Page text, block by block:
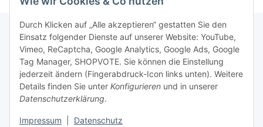
Durch Klicken auf „Alle akzeptieren“ gestatten Sie den
Einsatz folgender Dienste auf unserer Website: YouTube,
Vimeo, ReCaptcha, Google Analytics, Google Ads, Google
Tag Manager, SHOPVOTE. Sie können die Einstellung
jederzeit ändern (Fingerabdruck-Icon links unten). Weitere
Details finden Sie unter Konfigurieren und in unserer
Datenschutzerklärung.
Impressum Datenschutz
Newsletter Abonnieren
Bitte senden Sie mir entsprechend Ihrer
Datenschutzerklärungregelmäßig und jederzeit widerruflich
Informationen zu Ihrem Produktsortiment per E-Mail zu.